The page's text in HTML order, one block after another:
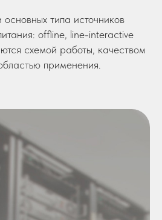
типа источников
offline, line-interactive
схемой работы, качеством
применения.